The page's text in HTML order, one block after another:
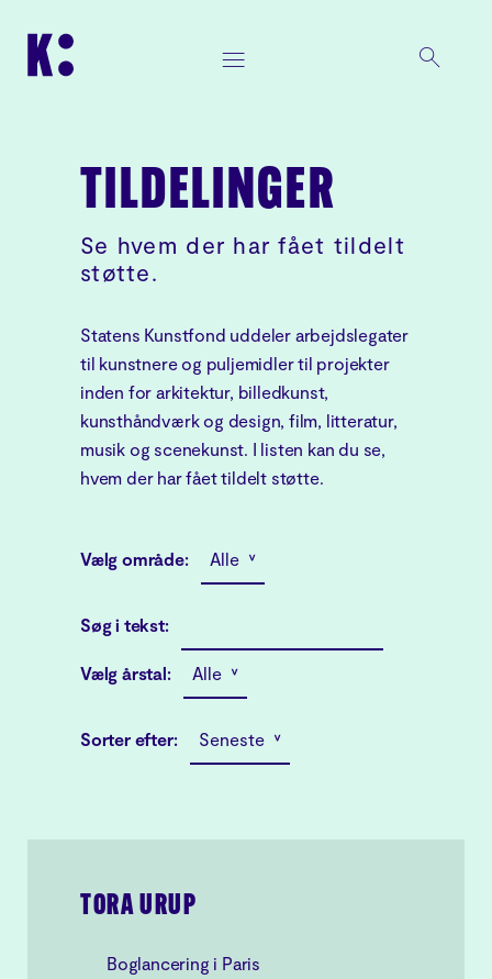
TILDELINGER
Se hvem der har fået tildelt
støtte.
Statens Kunstfond uddeler arbejdslegater
til kunstnere og puljemidler til projekter
inden for arkitektur, billedkunst,
kunsthåndværk og design, film, litteratur,
musik og scenekunst. I listen kan du se,
hvem der har fået tildelt støtte.
Vælg område: Alle ˅
Søg i tekst:
Vælg årstal: Alle ˅
Sorter efter: Seneste ˅
TORA URUP
Boglancering i Paris